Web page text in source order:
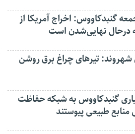
گنبدکاووس: اخراج آمریکا از
درحال نهایی‌شدن است
تیرهای چراغ برق روشن
گنبدکاووس به شبکه حفاظت
طبیعی پیوستند